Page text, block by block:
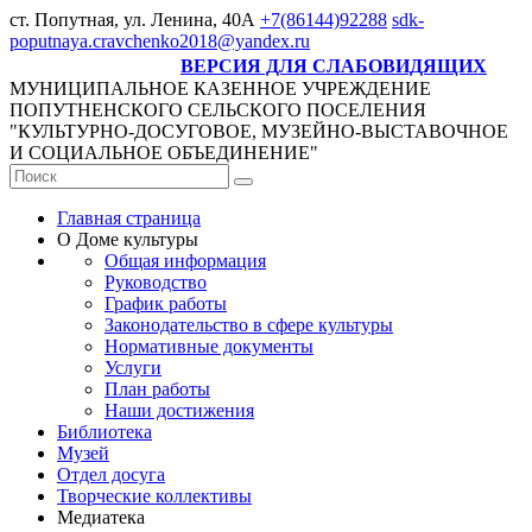
ст. Попутная, ул. Ленина, 40А +7(86144)92288 sdk-
poputnaya.cravchenko2018@yandex.ru
ВЕРСИЯ ДЛЯ СЛАБОВИДЯЩИХ
МУНИЦИПАЛЬНОЕ КАЗЕННОЕ УЧРЕЖДЕНИЕ
ПОПУТНЕНСКОГО СЕЛЬСКОГО ПОСЕЛЕНИЯ
"КУЛЬТУРНО-ДОСУГОВОЕ, МУЗЕЙНО-ВЫСТАВОЧНОЕ
И СОЦИАЛЬНОЕ ОБЪЕДИНЕНИЕ"
Главная страница
О Доме культуры
Общая информация
Руководство
График работы
Законодательство в сфере культуры
Нормативные документы
Услуги
План работы
Наши достижения
Библиотека
Музей
Отдел досуга
Творческие коллективы
Медиатека